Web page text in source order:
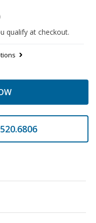
qualify at checkout.